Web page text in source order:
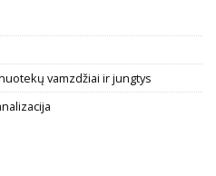
vamzdžiai ir jungtys